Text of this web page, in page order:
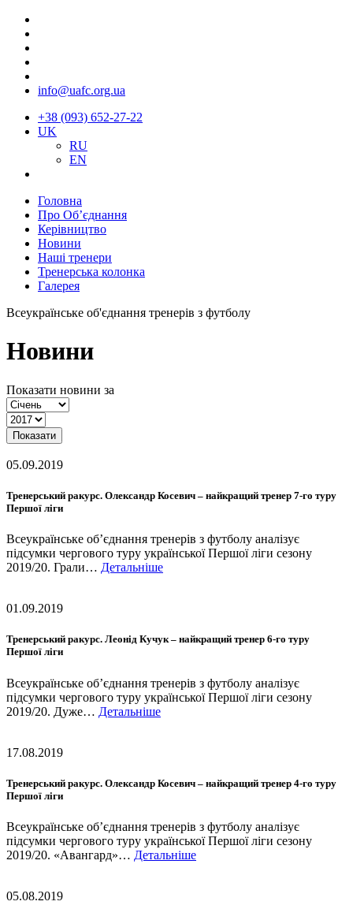
info@uafc.org.ua
+38 (093) 652-27-22
UK
RU
EN
Головна
Про Об’єднання
Керівництво
Новини
Наші тренери
Тренерська колонка
Галерея
Всеукраїнське об'єднання тренерів з футболу
Новини
Показати новини за
Показати
05.09.2019
Тренерський ракурс. Олександр Косевич – найкращий тренер 7-го туру
Першої ліги
Всеукраїнське об’єднання тренерів з футболу аналізує
підсумки чергового туру української Першої ліги сезону
2019/20. Грали… Детальніше
01.09.2019
Тренерський ракурс. Леонід Кучук – найкращий тренер 6-го туру
Першої ліги
Всеукраїнське об’єднання тренерів з футболу аналізує
підсумки чергового туру української Першої ліги сезону
2019/20. Дуже… Детальніше
17.08.2019
Тренерський ракурс. Олександр Косевич – найкращий тренер 4-го туру
Першої ліги
Всеукраїнське об’єднання тренерів з футболу аналізує
підсумки чергового туру української Першої ліги сезону
2019/20. «Авангард»… Детальніше
05.08.2019